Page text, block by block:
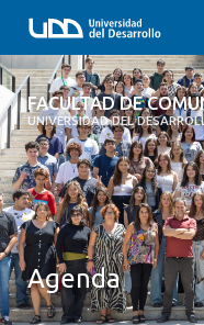
FACULTAD DE
UNIVERSIDAD DEL
FACULTAD DE
INICIO
SOBRE LA FACULTAD
CARRERAS
POSTGRADOS Y
Agenda